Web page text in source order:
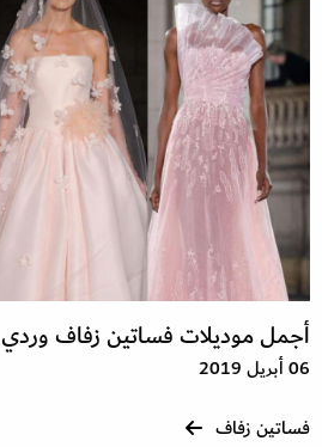
أجمل موديلات فساتين زفاف وردي 2019
06 أبريل 2019
فساتين زفاف